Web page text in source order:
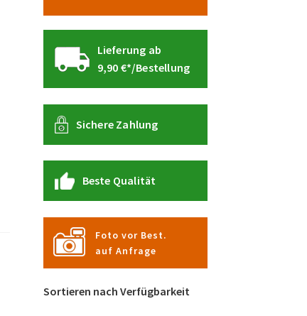
Lieferung ab
9,90 €*/Bestellung
Sichere Zahlung
Beste Qualität
Foto vor Best.
auf Anfrage
Sortieren nach Verfügbarkeit